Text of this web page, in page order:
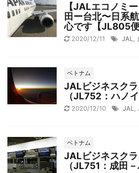
【JALエコノミ
田ー台北〜日系
心です【JL805
2020/12/11 JAL
ベトナム
JALビジネスク
（JL752：ハノ
2020/12/10 JAL
ベトナム
JALビジネスク
（JL751：成田